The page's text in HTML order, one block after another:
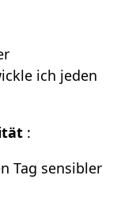
ich jeden
:
Tag sensibler